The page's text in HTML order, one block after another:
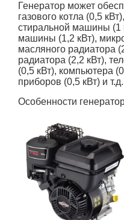
Генератор может
газового котла (0,5
стиральной машины (1
машины (1,2 кВт),
масляного радиатора
радиатора (2,2 кВт),
(0,5 кВт), компьютера
приборов (0,5 кВт) и т.д.
Особенности